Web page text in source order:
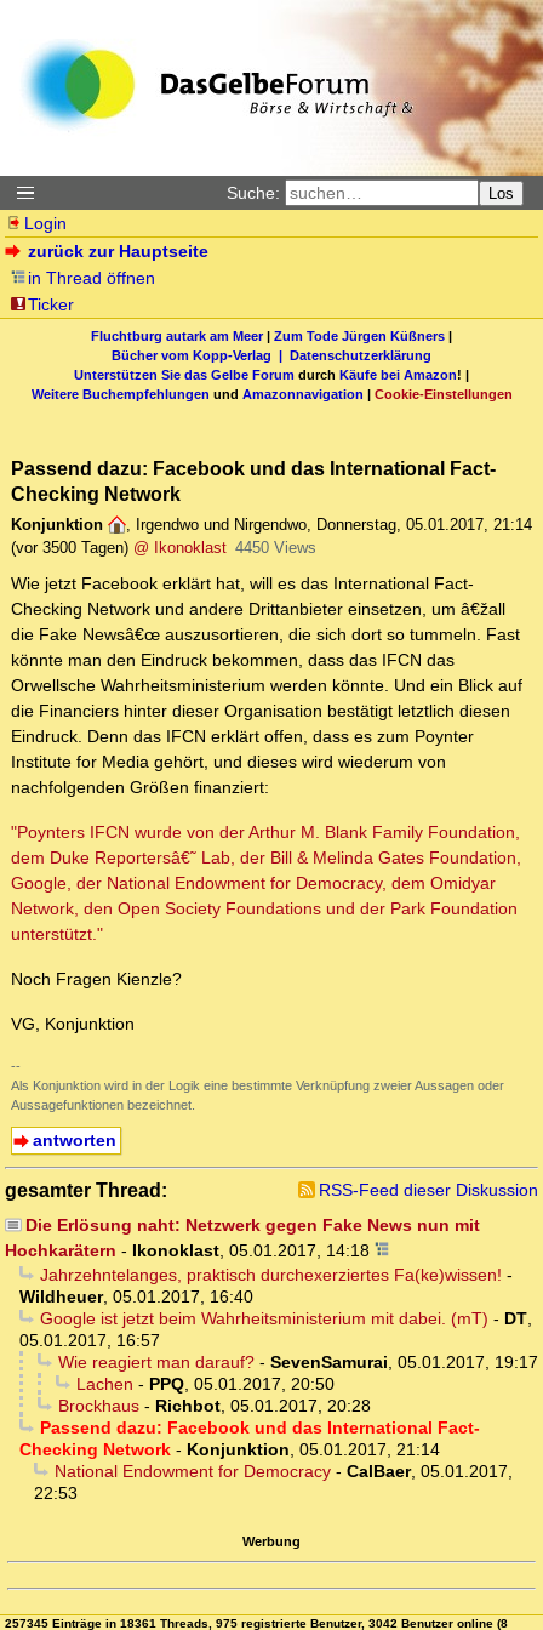
Suche: Los
Login
zurück zur Hauptseite
in Thread öffnen
Ticker
Fluchtburg autark am Meer| Zum Tode Jürgen Küßners |
Bücher vom Kopp-Verlag | Datenschutzerklärung
Unterstützen Sie das Gelbe Forum durch Käufe bei Amazon! |
Weitere Buchempfehlungen und Amazonnavigation | Cookie-Einstellungen
Passend dazu: Facebook und das International Fact-
Checking Network
Konjunktion , Irgendwo und Nirgendwo, Donnerstag, 05.01.2017, 21:14
(vor 3500 Tagen) @ Ikonoklast 4450 Views
Wie jetzt Facebook erklärt hat, will es das International Fact-
Checking Network und andere Drittanbieter einsetzen, um â€žall
die Fake Newsâ€œ auszusortieren, die sich dort so tummeln. Fast
könnte man den Eindruck bekommen, dass das IFCN das
Orwellsche Wahrheitsministerium werden könnte. Und ein Blick auf
die Financiers hinter dieser Organisation bestätigt letztlich diesen
Eindruck. Denn das IFCN erklärt offen, dass es zum Poynter
Institute for Media gehört, und dieses wird wiederum von
nachfolgenden Größen finanziert:
"Poynters IFCN wurde von der Arthur M. Blank Family Foundation,
dem Duke Reportersâ€˜ Lab, der Bill & Melinda Gates Foundation,
Google, der National Endowment for Democracy, dem Omidyar
Network, den Open Society Foundations und der Park Foundation
unterstützt."
Noch Fragen Kienzle?
VG, Konjunktion
--
Als Konjunktion wird in der Logik eine bestimmte Verknüpfung zweier Aussagen oder
Aussagefunktionen bezeichnet.
antworten
gesamter Thread:
RSS-Feed dieser Diskussion
Die Erlösung naht: Netzwerk gegen Fake News nun mit
Hochkarätern - Ikonoklast, 05.01.2017, 14:18
Jahrzehntelanges, praktisch durchexerziertes Fa(ke)wissen! -
Wildheuer, 05.01.2017, 16:40
Google ist jetzt beim Wahrheitsministerium mit dabei. (mT) - DT,
05.01.2017, 16:57
Wie reagiert man darauf?- SevenSamurai, 05.01.2017, 19:17
Lachen - PPQ, 05.01.2017, 20:50
Brockhaus- Richbot, 05.01.2017, 20:28
Passend dazu: Facebook und das International Fact-
Checking Network - Konjunktion, 05.01.2017, 21:14
National Endowment for Democracy- CalBaer, 05.01.2017,
22:53
Werbung
257345 Einträge in 18361 Threads, 975 registrierte Benutzer, 3042 Benutzer online (8